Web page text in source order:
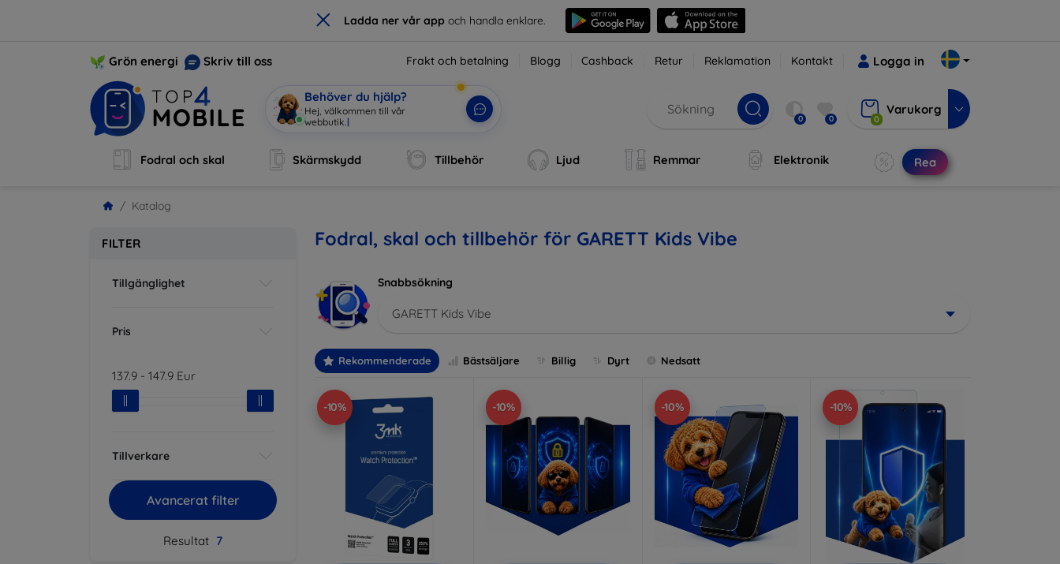
× Ladda ner vår app och handla enklare.
Grön energi Skriv till oss Frakt och betalning Blogg Cashback Retur Reklamation Kontakt Logga in
Behöver du hjälp?
Hej, välkommen till vår
webbutik. | 0 0 0
Varukorg
Fodral och skal Skärmskydd Tillbehör Ljud Remmar Elektronik Rea
Katalog
FILTER
Tillgänglighet
Pris
137.9 - 147.9 Eur
Tillverkare
Avancerat filter
Resultat 7
Fodral, skal och tillbehör för GARETT Kids Vibe
Snabbsökning
GARETT Kids Vibe
Rekommenderade Bästsäljare Billig Dyrt Nedsatt
-10% -10% -10% -10%